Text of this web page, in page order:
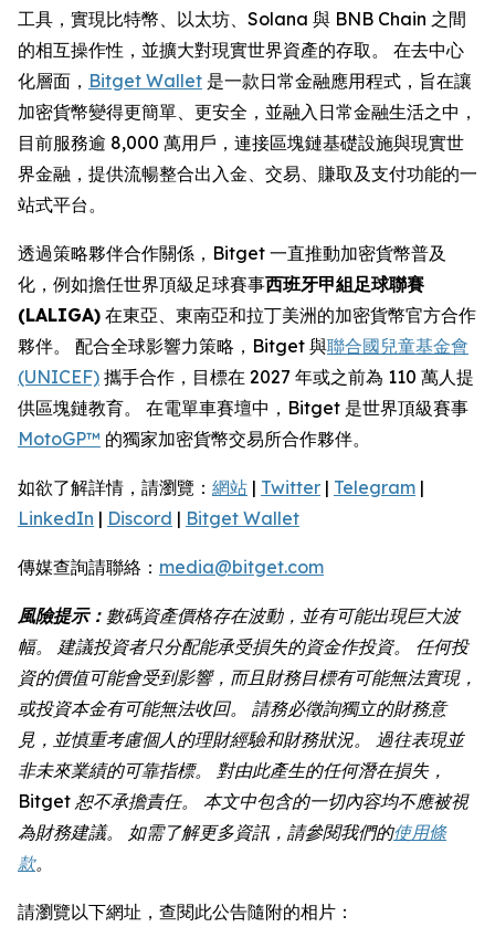
工具，實現比特幣、以太坊、Solana 與 BNB Chain 之間
的相互操作性，並擴大對現實世界資產的存取。 在去中心
化層面， Bitget Wallet 是一款日常金融應用程式，旨在讓
加密貨幣變得更簡單、更安全，並融入日常金融生活之中，
目前服務逾 8,000 萬用戶，連接區塊鏈基礎設施與現實世
界金融，提供流暢整合出入金、交易、賺取及支付功能的一
站式平台。
透過策略夥伴合作關係，Bitget 一直推動加密貨幣普及
化，例如擔任世界頂級足球賽事西班牙甲組足球聯賽
(LALIGA) 在東亞、東南亞和拉丁美洲的加密貨幣官方合作
夥伴。 配合全球影響力策略，Bitget 與聯合國兒童基金會
(UNICEF) 攜手合作，目標在 2027 年或之前為 110 萬人提
供區塊鏈教育。 在電單車賽壇中，Bitget 是世界頂級賽事
MotoGP™ 的獨家加密貨幣交易所合作夥伴。
如欲了解詳情，請瀏覽： 網站 | Twitter | Telegram |
LinkedIn | Discord | Bitget Wallet
傳媒查詢請聯絡： media@bitget.com
風險提示： 數碼資產價格存在波動，並有可能出現巨大波
幅。 建議投資者只分配能承受損失的資金作投資。 任何投
資的價值可能會受到影響，而且財務目標有可能無法實現，
或投資本金有可能無法收回。 請務必徵詢獨立的財務意
見，並慎重考慮個人的理財經驗和財務狀況。 過往表現並
非未來業績的可靠指標。 對由此產生的任何潛在損失，
Bitget 恕不承擔責任。 本文中包含的一切內容均不應被視
為財務建議。 如需了解更多資訊，請參閱我們的使用條
款。
請瀏覽以下網址，查閱此公告隨附的相片：